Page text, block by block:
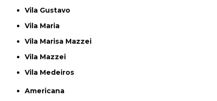
Vila Gustavo
Vila Maria
Vila Marisa Mazzei
Vila Mazzei
Vila Medeiros
Americana